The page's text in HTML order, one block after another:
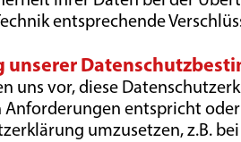
entsprechende
unserer
uns vor, diese
entspricht
umzusetzen, z.B.